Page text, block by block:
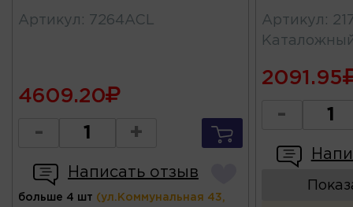
Артикул : 7264ACL
4609.20
- +
Написать отзыв
больше 4 шт (ул.Коммунальная 43,
Артикул :
2091.95
-